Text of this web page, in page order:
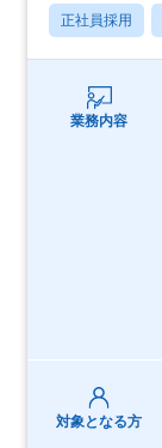
正社員採用
業務内容
対象となる方